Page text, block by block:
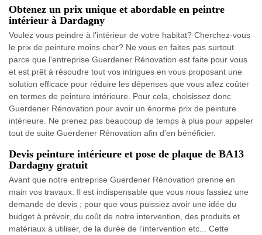
Obtenez un prix unique et abordable en peintre
intérieur à Dardagny
Voulez vous peindre à l'intérieur de votre habitat? Cherchez-vous
le prix de peinture moins cher? Ne vous en faites pas surtout
parce que l'entreprise Guerdener Rénovation est faite pour vous
et est prêt à résoudre tout vos intrigues en vous proposant une
solution efficace pour réduire les dépenses que vous allez coûter
en termes de peinture intérieure. Pour cela, choisissez donc
Guerdener Rénovation pour avoir un énorme prix de peinture
intérieure. Ne prenez pas beaucoup de temps à plus pour appeler
tout de suite Guerdener Rénovation afin d'en bénéficier.
Devis peinture intérieure et pose de plaque de BA13
Dardagny gratuit
Avant que notre entreprise Guerdener Rénovation prenne en
main vos travaux. Il est indispensable que vous nous fassiez une
demande de devis ; pour que vous puissiez avoir une idée du
budget à prévoir, du coût de notre intervention, des produits et
matériaux à utiliser, de la durée de l’intervention etc... Cette